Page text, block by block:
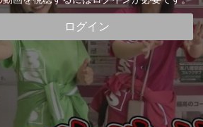
ログイン